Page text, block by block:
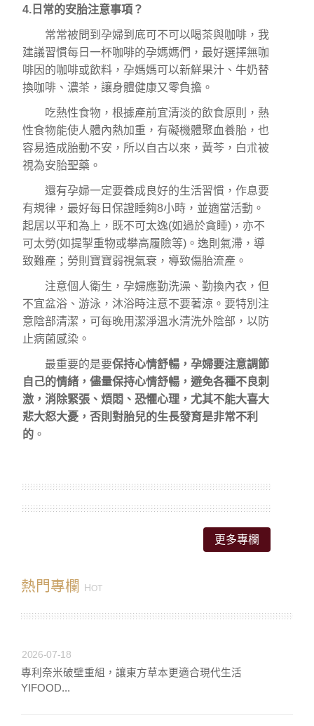
4.日常的安胎注意事項？
常常被問到孕婦到底可不可以喝茶與咖啡，我
建議習慣每日一杯咖啡的孕媽媽們，最好選擇無咖
啡因的咖啡或飲料，孕媽媽可以新鮮果汁、牛奶替
換咖啡、濃茶，讓身體健康又零負擔。
吃熱性食物，根據產前宜清淡的飲食原則，熱
性食物能使人體內熱加重，有礙機體聚血養胎，也
容易造成胎動不安，所以自古以來，黃芩，白朮被
視為安胎聖藥。
還有孕婦一定要養成良好的生活習慣，作息要
有規律，最好每日保證睡夠8小時，並適當活動。
起居以平和為上，既不可太逸(如過於貪睡)，亦不
可太勞(如提掣重物或攀高履險等)。逸則氣滯，導
致難產；勞則寶寶弱視氣衰，導致傷胎流產。
注意個人衛生，孕婦應勤洗澡、勤換內衣，但
不宜盆浴、游泳，沐浴時注意不要著涼。要特別注
意陰部清潔，可每晚用潔淨溫水清洗外陰部，以防
止病菌感染。
最重要的是要保持心情舒暢，孕婦要注意調節
自己的情緒，儘量保持心情舒暢，避免各種不良刺
激，消除緊張、煩悶、恐懼心理，尤其不能大喜大
悲大怒大憂，否則對胎兒的生長發育是非常不利
的 。
更多專欄
熱門專欄 HOT
2026-07-18
專利奈米破壁重組，讓東方草本更適合現代生活
YIFOOD...